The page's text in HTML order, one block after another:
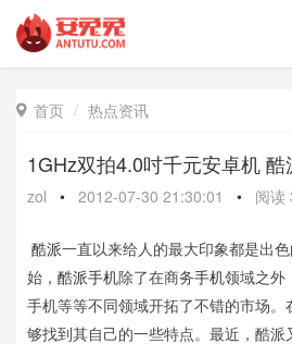
 首页 热点资讯
1GHz双拍4.0吋千元安卓机
zol • 2012-07-30 21:30:01 • 阅读
酷派一直以来给人的最大印象都是出
始， 酷派手机除了在商务手机领域之外
手机等等不同领域开拓了不错的市场
够找到其自己的一些特点。最近，酷